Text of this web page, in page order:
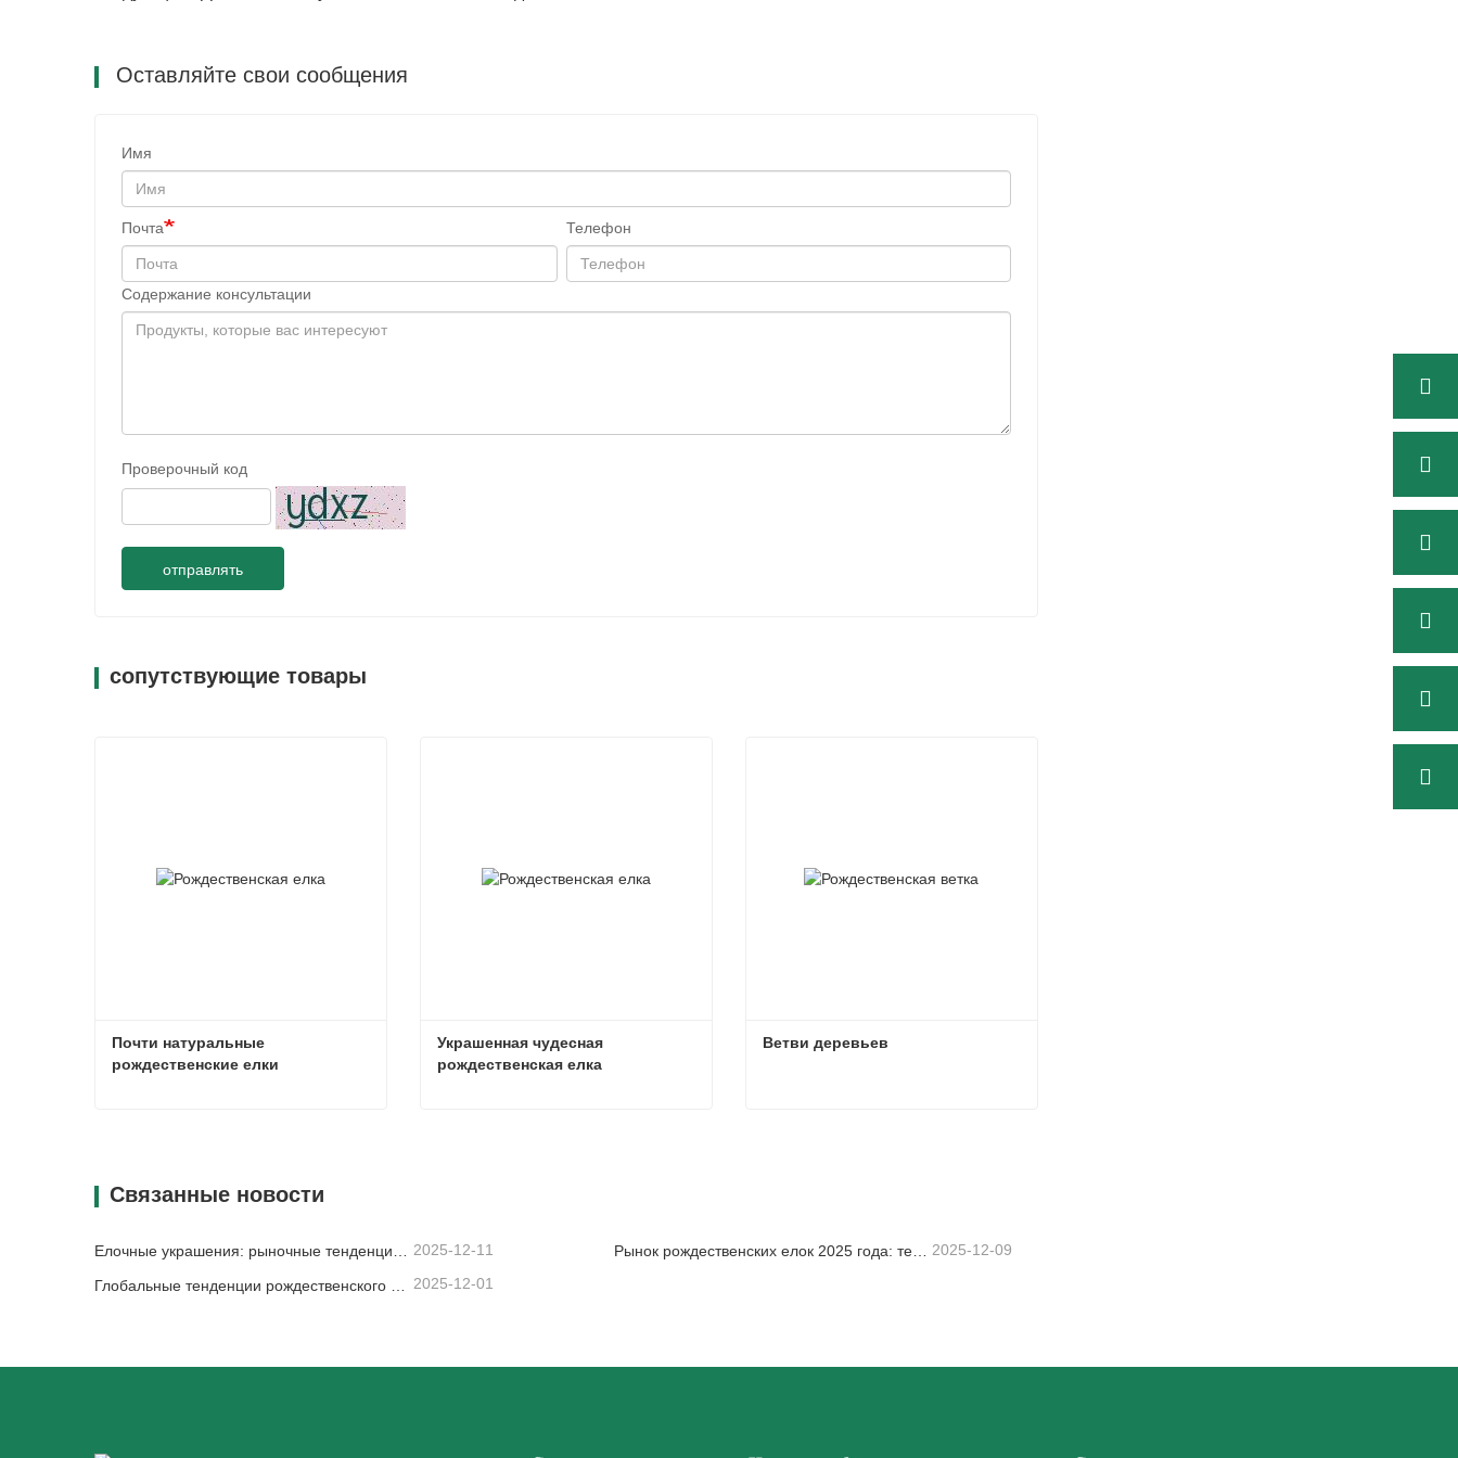
Оставляйте свои сообщения
Имя
Почта Телефон
Содержание консультации
Проверочный код
отправлять
сопутствующие товары
Почти натуральные
рождественские елки
Украшенная чудесная
рождественская елка
Ветви деревьев
Связанные новости
Елочные украшения: рыночные тенденции, анализ цепочки поставок и руководство по закупкам на 2025 год. 2025-12-11 Рынок рождественских елок 2025 года: тенденции, технологии и руководство по закупкам для B2B-покупателей 2025-12-09
2025-12-01